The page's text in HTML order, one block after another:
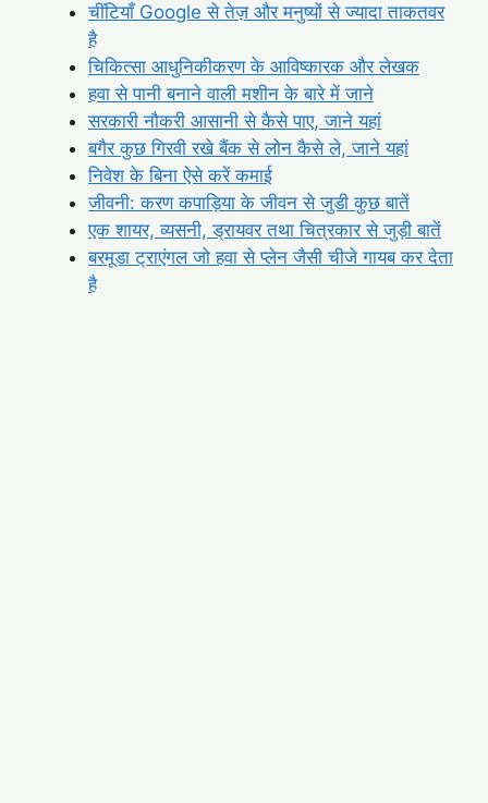
चींटियाँ Google से तेज़ और मनुष्यों से ज्यादा ताकतवर
है
चिकित्सा आधुनिकीकरण के आविष्कारक और लेखक
हवा से पानी बनाने वाली मशीन के बारे में जाने
सरकारी नौकरी आसानी से कैसे पाए, जाने यहां
बगैर कुछ गिरवी रखे बैंक से लोन कैसे ले, जाने यहां
निवेश के बिना ऐसे करें कमाई
जीवनी: करण कपाड़िया के जीवन से जुडी कुछ बातें
एक शायर, व्यसनी, ड्रायवर तथा चित्रकार से जुड़ी बातें
बरमूडा ट्राएंगल जो हवा से प्लेन जैसी चीजे गायब कर देता
है